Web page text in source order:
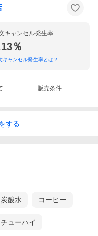
キャンセル発生率
％
キャンセル発生率とは？
販売条件
する
酸水 コーヒー
ューハイ